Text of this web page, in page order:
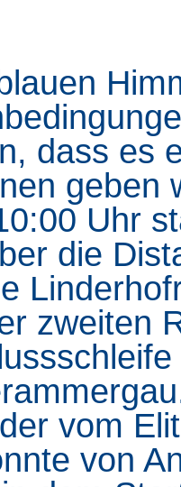
dass es
geben
Uhr
die
zweiten
vom
von